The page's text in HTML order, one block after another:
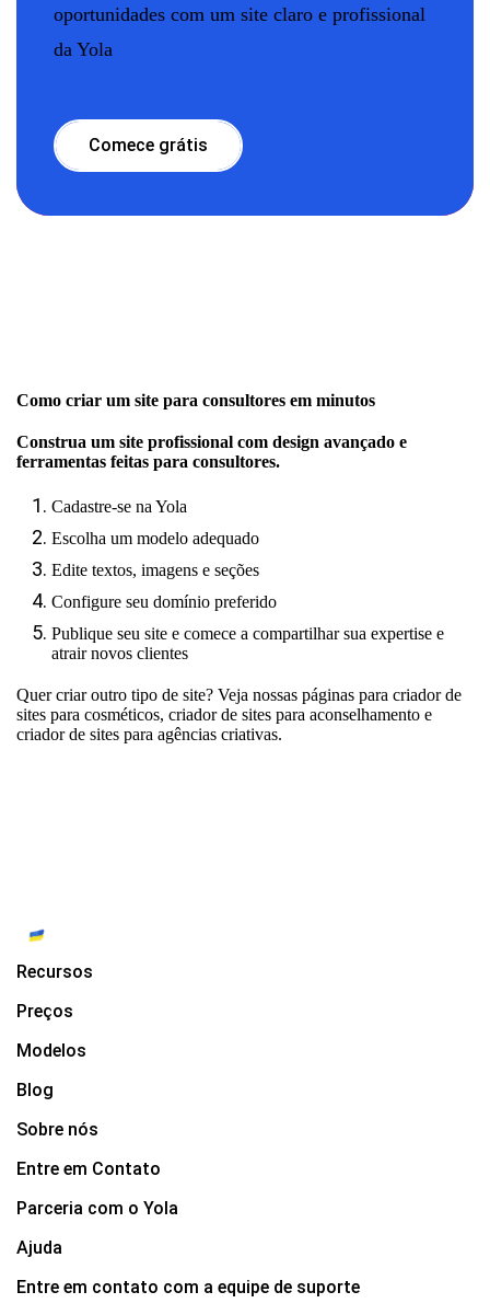
oportunidades com um site claro e profissional
da Yola
Comece grátis
Como criar um site para consultores em minutos
Construa um site profissional com design avançado e
ferramentas feitas para consultores.
Cadastre-se na Yola
Escolha um modelo adequado
Edite textos, imagens e seções
Configure seu domínio preferido
Publique seu site e comece a compartilhar sua expertise e
atrair novos clientes
Quer criar outro tipo de site? Veja nossas páginas para criador de
sites para cosméticos, criador de sites para aconselhamento e
criador de sites para agências criativas.
Recursos
Preços
Modelos
Blog
Sobre nós
Entre em Contato
Parceria com o Yola
Ajuda
Entre em contato com a equipe de suporte